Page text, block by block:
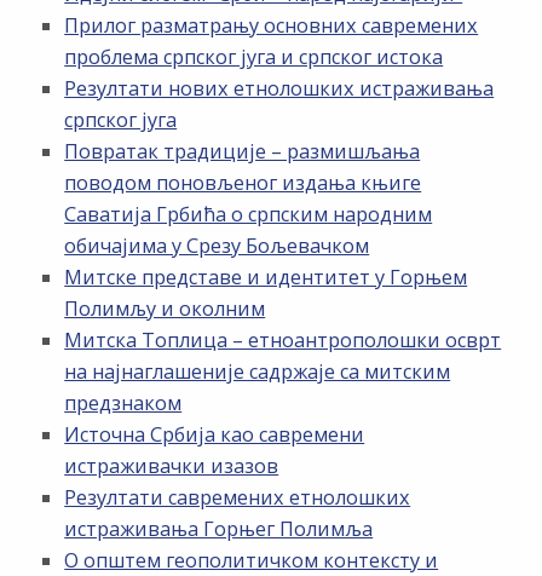
Прилог разматрању основних савремених
проблема српског југа и српског истока
Резултати нових етнолошких истраживања
српског југа
Повратак традиције – размишљања
поводом поновљеног издања књиге
Саватија Грбића о српским народним
обичајима у Срезу Бољевачком
Митске представе и идентитет у Горњем
Полимљу и околним
Митска Топлица – етноантрополошки осврт
на најнаглашеније садржаје са митским
предзнаком
Источна Србија као савремени
истраживачки изазов
Резултати савремених етнолошких
истраживања Горњег Полимља
О општем геополитичком контексту и